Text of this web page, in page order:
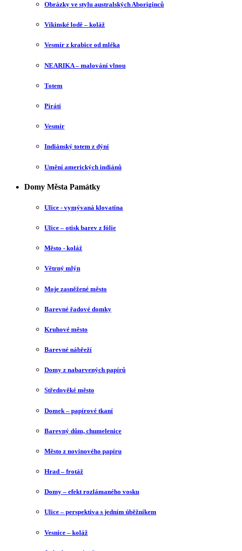
Obrázky ve stylu australských Aboriginců
Vikinské lodě – koláž
Vesmír z krabice od mléka
NEARIKA – malování vlnou
Totem
Piráti
Vesmír
Indiánský totem z dýní
Umění amerických indiánů
Domy Města Památky
Ulice - vymývaná klovatina
Ulice – otisk barev z fólie
Město - koláž
Větrný mlýn
Moje zasněžené město
Barevné řadové domky
Kruhové město
Barevné nábřeží
Domy z nabarvených papírů
Středověké město
Domek – papírové tkaní
Barevný dům, chumelenice
Město z novinového papíru
Hrad – frotáž
Domy – efekt rozlámaného vosku
Ulice – perspektiva s jedním úběžníkem
Vesnice – koláž